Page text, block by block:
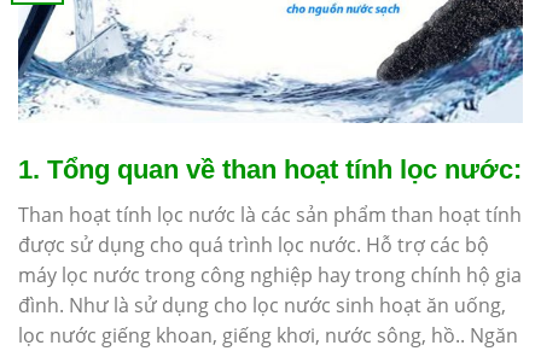
1. Tổng quan về than hoạt tính lọc nước:
Than hoạt tính lọc nước là các sản phẩm than hoạt tính
được sử dụng cho quá trình lọc nước. Hỗ trợ các bộ
máy lọc nước trong công nghiệp hay trong chính hộ gia
đình. Như là sử dụng cho lọc nước sinh hoạt ăn uống,
lọc nước giếng khoan, giếng khơi, nước sông, hồ.. Ngăn